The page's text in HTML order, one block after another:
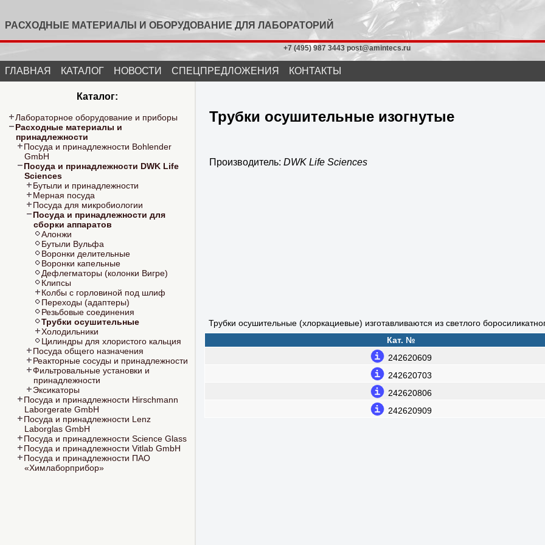
РАСХОДНЫЕ МАТЕРИАЛЫ И ОБОРУДОВАНИЕ ДЛЯ ЛАБОРАТОРИЙ
+7 (495) 987 3443 post@amintecs.ru
ГЛАВНАЯ КАТАЛОГ НОВОСТИ СПЕЦПРЕДЛОЖЕНИЯ КОНТАКТЫ
Каталог:
Лабораторное оборудование и приборы
Расходные материалы и
принадлежности
Посуда и принадлежности Bohlender
GmbH
Посуда и принадлежности DWK Life
Sciences
Бутыли и принадлежности
Мерная посуда
Посуда для микробиологии
Посуда и принадлежности для
сборки аппаратов
Алонжи
Бутыли Вульфа
Воронки делительные
Воронки капельные
Дефлегматоры (колонки Вигре)
Клипсы
Колбы с горловиной под шлиф
Переходы (адаптеры)
Резьбовые соединения
Трубки осушительные
Холодильники
Цилиндры для хлористого кальция
Посуда общего назначения
Реакторные сосуды и принадлежности
Фильтровальные установки и
принадлежности
Эксикаторы
Посуда и принадлежности Hirschmann
Laborgerate GmbH
Посуда и принадлежности Lenz
Laborglas GmbH
Посуда и принадлежности Science Glass
Посуда и принадлежности Vitlab GmbH
Посуда и принадлежности ПАО
«Химлаборприбор»
Трубки осушительные изогнутые
Производитель: DWK Life Sciences
Трубки осушительные (хлоркациевые) изготавливаются из светлого
Кат. №
242620609
242620703
242620806
242620909